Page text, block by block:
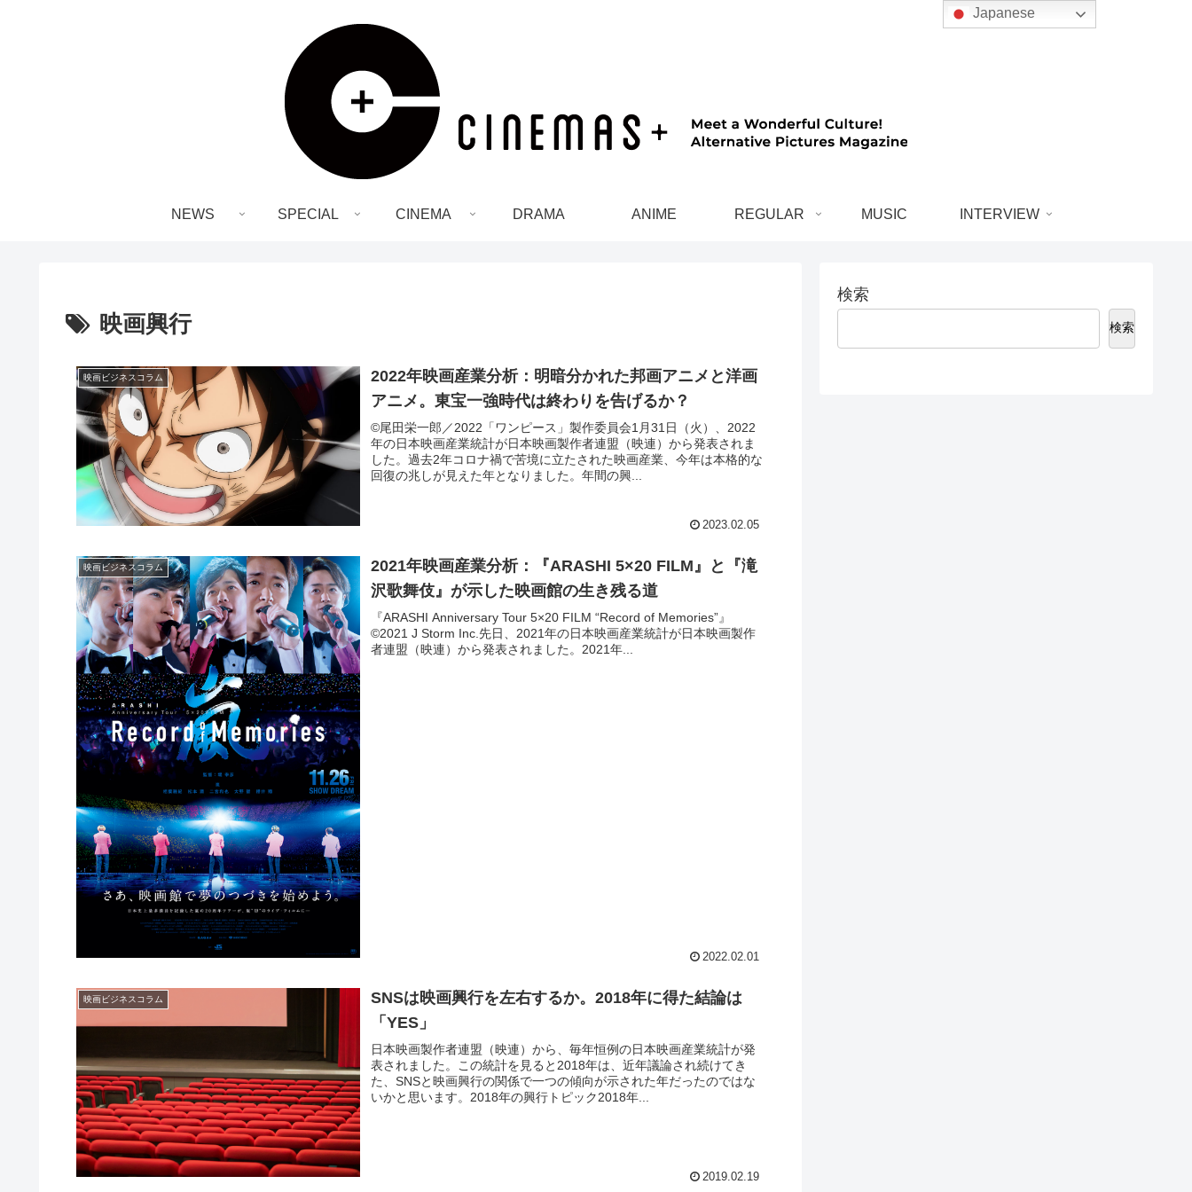
NEWS SPECIAL CINEMA DRAMA ANIME REGULAR MUSIC INTERVIEW
映画興行
映画ビジネスコラム
2022年映画産業分析：明暗分かれた邦画アニメと洋画
アニメ。東宝一強時代は終わりを告げるか？
©尾田栄一郎／2022「ワンピース」製作委員会1月31日（火）、2022
年の日本映画産業統計が日本映画製作者連盟（映連）から発表されま
した。過去2年コロナ禍で苦境に立たされた映画産業、今年は本格的な
回復の兆しが見えた年となりました。年間の興...
2023.02.05
映画ビジネスコラム
2021年映画産業分析：『ARASHI 5×20 FILM』と『滝
沢歌舞伎』が示した映画館の生き残る道
『ARASHI Anniversary Tour 5×20 FILM “Record of Memories”』
©2021 J Storm Inc.先日、2021年の日本映画産業統計が日本映画製作
者連盟（映連）から発表されました。2021年...
2022.02.01
映画ビジネスコラム
SNSは映画興行を左右するか。2018年に得た結論は
「YES」
日本映画製作者連盟（映連）から、毎年恒例の日本映画産業統計が発
表されました。この統計を見ると2018年は、近年議論され続けてき
た、SNSと映画興行の関係で一つの傾向が示された年だったのではな
いかと思います。2018年の興行トピック2018年...
2019.02.19
検索
検索
Japanese